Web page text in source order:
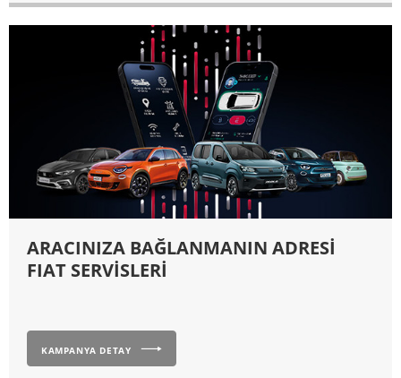
ARACINIZA BAĞLANMANIN ADRESİ
FIAT SERVİSLERİ
KAMPANYA DETAY